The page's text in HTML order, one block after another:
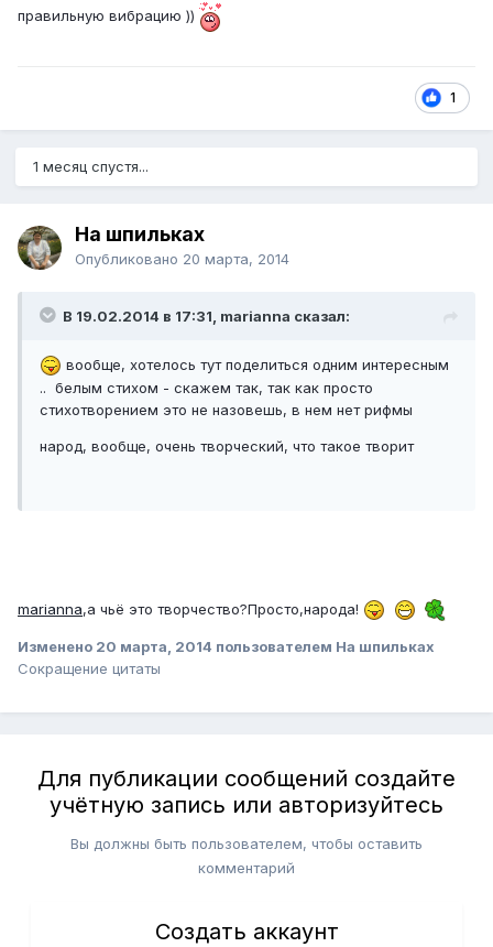
правильную вибрацию ))
1
1 месяц спустя...
На шпильках
Опубликовано 20 марта, 2014
В 19.02.2014 в 17:31, marianna сказал:
вообще, хотелось тут поделиться одним интересным
.. белым стихом - скажем так, так как просто
стихотворением это не назовешь, в нем нет рифмы
народ, вообще, очень творческий, что такое творит
marianna,а чьё это творчество?Просто,народа!
Изменено 20 марта, 2014 пользователем На шпильках
Сокращение цитаты
Для публикации сообщений создайте
учётную запись или авторизуйтесь
Вы должны быть пользователем, чтобы оставить
комментарий
Создать аккаунт